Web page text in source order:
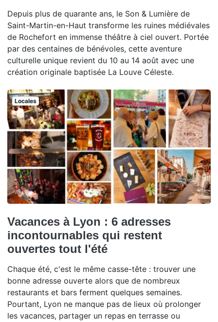
Depuis plus de quarante ans, le Son & Lumière de
Saint-Martin-en-Haut transforme les ruines médiévales
de Rochefort en immense théâtre à ciel ouvert. Portée
par des centaines de bénévoles, cette aventure
culturelle unique revient du 10 au 14 août avec une
création originale baptisée La Louve Céleste.
Locales
Vacances à Lyon : 6 adresses
incontournables qui restent
ouvertes tout l'été
Chaque été, c'est le même casse-tête : trouver une
bonne adresse ouverte alors que de nombreux
restaurants et bars ferment quelques semaines.
Pourtant, Lyon ne manque pas de lieux où prolonger
les vacances, partager un repas en terrasse ou